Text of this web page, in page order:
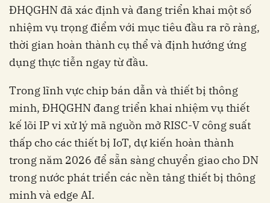
ĐHQGHN đã xác định và đang triển khai một số
nhiệm vụ trọng điểm với mục tiêu đầu ra rõ ràng,
thời gian hoàn thành cụ thể và định hướng ứng
dụng thực tiễn ngay từ đầu.
Trong lĩnh vực chip bán dẫn và thiết bị thông
minh, ĐHQGHN đang triển khai nhiệm vụ thiết
kế lõi IP vi xử lý mã nguồn mở RISC-V công suất
thấp cho các thiết bị IoT, dự kiến hoàn thành
trong năm 2026 để sẵn sàng chuyển giao cho DN
trong nước phát triển các nền tảng thiết bị thông
minh và edge AI.